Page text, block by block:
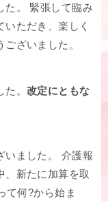
た。 緊張して臨み
ただき、楽しく
ざいました。
。 改定にともな
いました。 介護報
、新たに加算を取
て何?から始ま